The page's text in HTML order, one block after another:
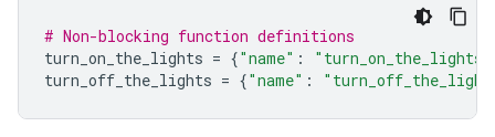
# Non-blocking function definitions
turn_on_the_lights = {"name" : "turn_on_the_lights"
turn_off_the_lights = {"name" :